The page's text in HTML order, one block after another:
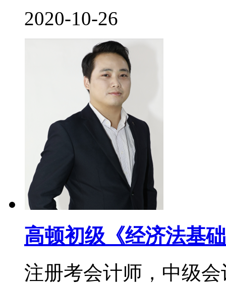
2020-10-26
高顿初级《经济法基
注册考会计师，中级